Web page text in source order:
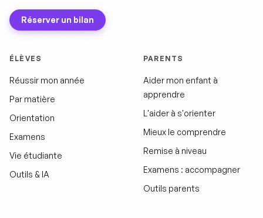
Réserver un bilan
ÉLÈVES
Réussir mon année
Par matière
Orientation
Examens
Vie étudiante
Outils & IA
PARENTS
Aider mon enfant à
apprendre
L'aider à s'orienter
Mieux le comprendre
Remise à niveau
Examens : accompagner
Outils parents